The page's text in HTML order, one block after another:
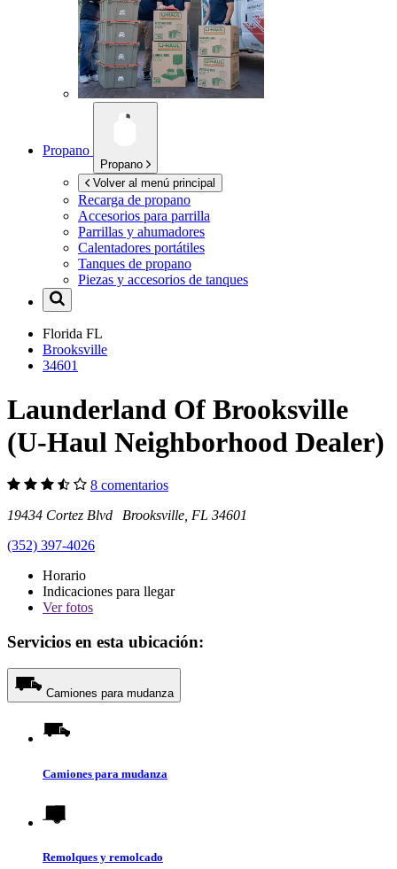
Propano
Propano
Volver al menú principal
Recarga de propano
Accesorios para parrilla
Parrillas y ahumadores
Calentadores portátiles
Tanques de propano
Piezas y accesorios de tanques
Florida FL
Brooksville
34601
Launderland Of Brooksville
(U-Haul Neighborhood Dealer)
8 comentarios
19434 Cortez Blvd Brooksville, FL 34601
(352) 397-4026
Horario
Indicaciones para llegar
Verfotos
Servicios en esta ubicación:
Camiones para mudanza
Camiones para mudanza
Remolques y remolcado